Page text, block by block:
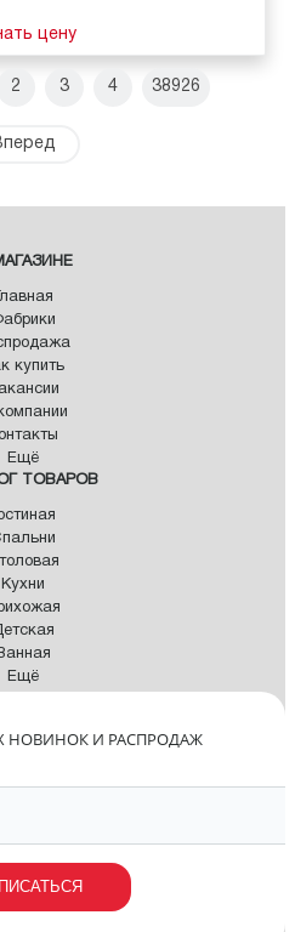
цену
2 3 4 38926
Главная
купить
Ещё
ТОВАРОВ
Кухни
Ещё
НОВИНОК И РАСПРОДАЖ